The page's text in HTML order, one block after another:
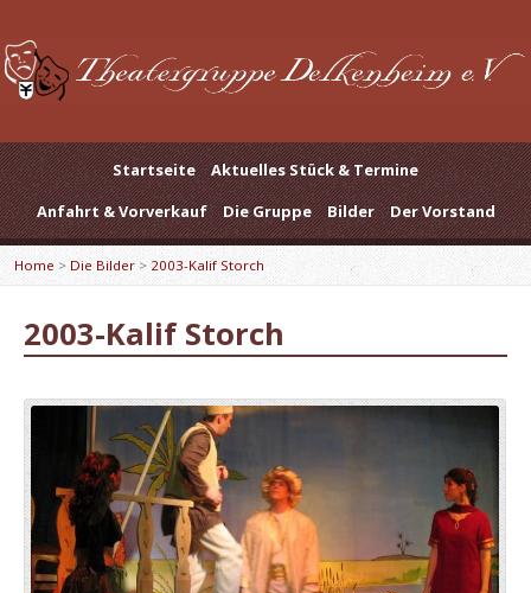
Startseite
Aktuelles Stück & Termine
Anfahrt & Vorverkauf
Die Gruppe Bilder Der Vorstand
Home > Die Bilder> 2003-Kalif Storch
2003-Kalif Storch